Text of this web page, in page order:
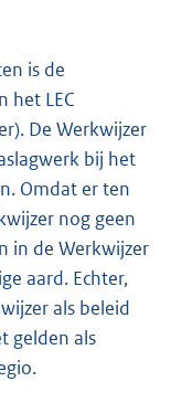
is de
het LEC
De Werkwijzer
bij het
Omdat er ten
nog geen
in de Werkwijzer
aard. Echter,
als beleid
gelden als